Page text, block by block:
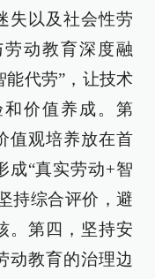
失以及社会性劳
动教育深度融
能代劳”，让技术
价值养成。第
值观培养放在首
成“真实劳动+智
持综合评价，避
。第四，坚持安
动教育的治理边